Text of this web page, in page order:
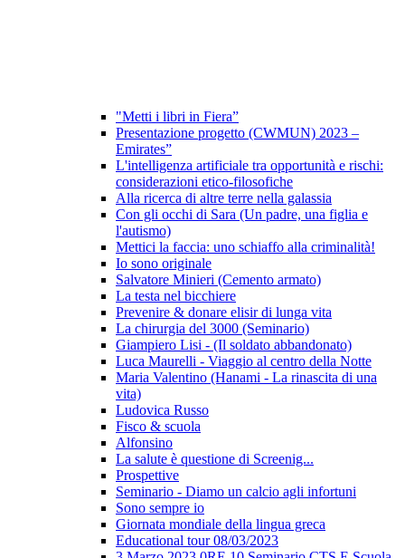
"Metti i libri in Fiera”
Presentazione progetto (CWMUN) 2023 –
Emirates”
L'intelligenza artificiale tra opportunità e rischi:
considerazioni etico-filosofiche
Alla ricerca di altre terre nella galassia
Con gli occhi di Sara (Un padre, una figlia e
l'autismo)
Mettici la faccia: uno schiaffo alla criminalità!
Io sono originale
Salvatore Minieri (Cemento armato)
La testa nel bicchiere
Prevenire & donare elisir di lunga vita
La chirurgia del 3000 (Seminario)
Giampiero Lisi - (Il soldato abbandonato)
Luca Maurelli - Viaggio al centro della Notte
Maria Valentino (Hanami - La rinascita di una
vita)
Ludovica Russo
Fisco & scuola
Alfonsino
La salute è questione di Screenig...
Prospettive
Seminario - Diamo un calcio agli infortuni
Sono sempre io
Giornata mondiale della lingua greca
Educational tour 08/03/2023